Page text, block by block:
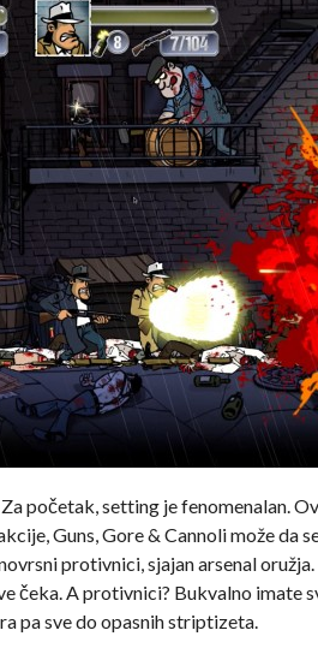
početak, setting je fenomenalan.
Guns, Gore & Cannoli može da
protivnici, sjajan arsenal
čeka. A protivnici? Bukvalno imate
pa sve do opasnih striptizeta.